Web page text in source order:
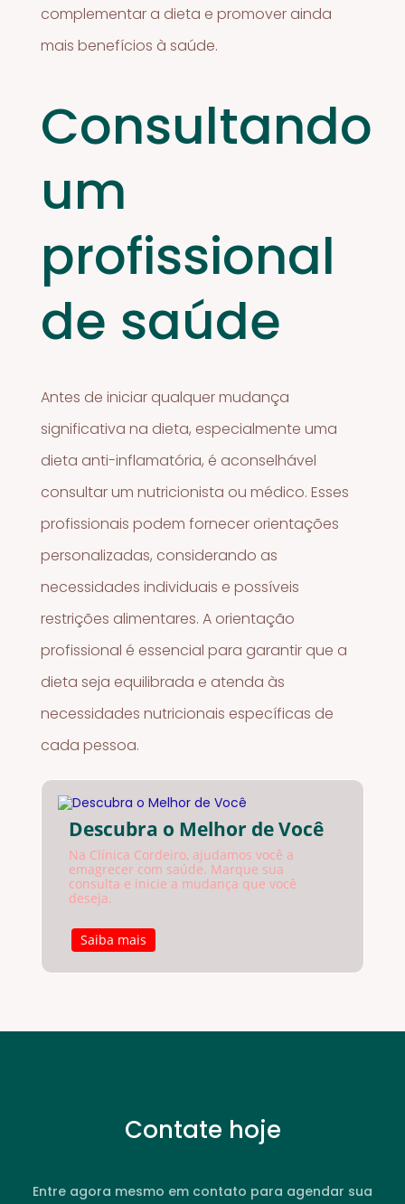
complementar a dieta e promover ainda
mais benefícios à saúde.
Consultando
um
profissional
de saúde
Antes de iniciar qualquer mudança
significativa na dieta, especialmente uma
dieta anti-inflamatória, é aconselhável
consultar um nutricionista ou médico. Esses
profissionais podem fornecer orientações
personalizadas, considerando as
necessidades individuais e possíveis
restrições alimentares. A orientação
profissional é essencial para garantir que a
dieta seja equilibrada e atenda às
necessidades nutricionais específicas de
cada pessoa.
Descubra o Melhor de Você
Na Clínica Cordeiro, ajudamos você a
emagrecer com saúde. Marque sua
consulta e inicie a mudança que você
deseja.
Saiba mais
Contate hoje
Entre agora mesmo em contato para agendar sua